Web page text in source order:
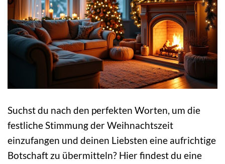
Suchst du nach den perfekten Worten, um die
festliche Stimmung der Weihnachtszeit
einzufangen und deinen Liebsten eine aufrichtige
Botschaft zu übermitteln? Hier findest du eine